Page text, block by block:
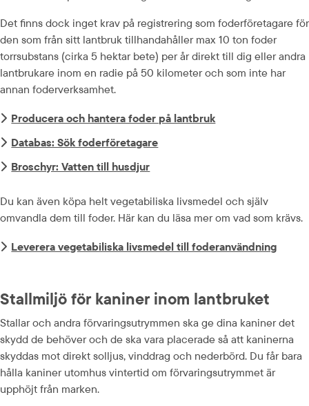
Det finns dock inget krav på registrering som foderföretagare för
den som från sitt lantbruk tillhandahåller max 10 ton foder
torrsubstans (cirka 5 hektar bete) per år direkt till dig eller andra
lantbrukare inom en radie på 50 kilometer och som inte har
annan foderverksamhet.
Producera och hantera foder på lantbruk
Databas: Sök foderföretagare
Broschyr: Vatten till husdjur
Du kan även köpa helt vegetabiliska livsmedel och själv
omvandla dem till foder. Här kan du läsa mer om vad som krävs.
Leverera vegetabiliska livsmedel till foderanvändning
Stallmiljö för kaniner inom lantbruket
Stallar och andra förvaringsutrymmen ska ge dina kaniner det
skydd de behöver och de ska vara placerade så att kaninerna
skyddas mot direkt solljus, vinddrag och nederbörd. Du får bara
hålla kaniner utomhus vintertid om förvaringsutrymmet är
upphöjt från marken.